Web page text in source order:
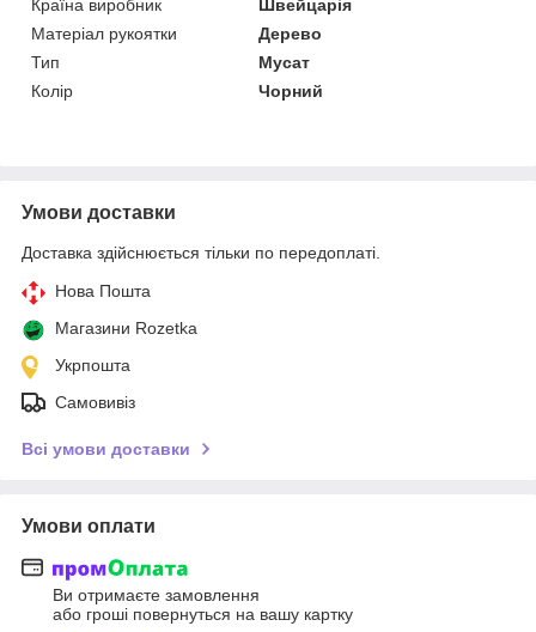
Країна виробник
Швейцарія
Матеріал рукоятки
Дерево
Тип
Мусат
Колір
Чорний
Умови доставки
Доставка здійснюється тільки по передоплаті.
Нова Пошта
Магазини Rozetka
Укрпошта
Самовивіз
Всі умови доставки
Умови оплати
Ви отримаєте замовлення
або гроші повернуться на вашу картку